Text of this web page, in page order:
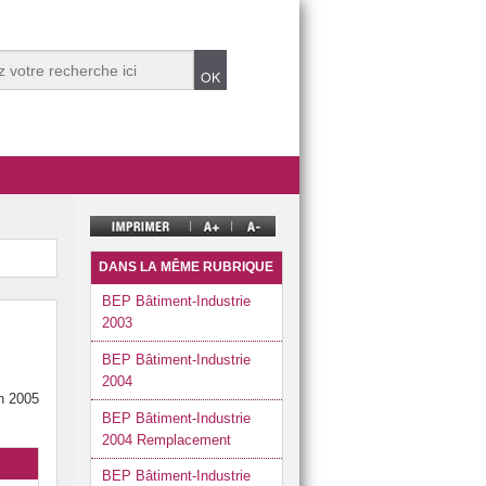
2005
DANS LA MÊME RUBRIQUE
BEP Bâtiment-Industrie
2003
BEP Bâtiment-Industrie
2004
BEP Bâtiment-Industrie
2004 Remplacement
BEP Bâtiment-Industrie